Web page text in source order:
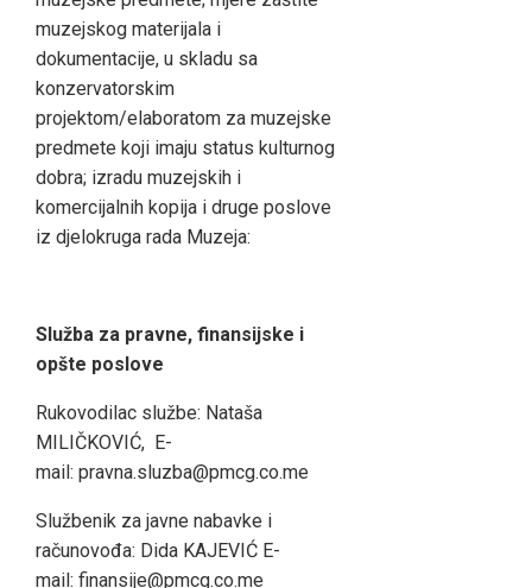
muzejskog materijala i
dokumentacije, u skladu sa
konzervatorskim
projektom/elaboratom za muzejske
predmete koji imaju status kulturnog
dobra; izradu muzejskih i
komercijalnih kopija i druge poslove
iz djelokruga rada Muzeja:
Služba za pravne, finansijske i
opšte poslove
Rukovodilac službe: Nataša
MILIČKOVIĆ, E-
mail: pravna.sluzba@pmcg.co.me
Službenik za javne nabavke i
računovođa: Dida KAJEVIĆ E-
mail: finansije@pmcg.co.me